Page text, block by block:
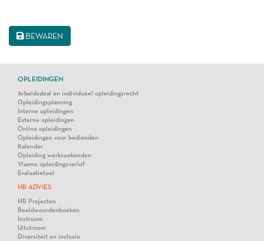
BEWAREN
OPLEIDINGEN
Arbeidsdeal en individueel opleidingsrecht
Opleidingsplanning
Interne opleidingen
Externe opleidingen
Online opleidingen
Opleidingen voor bedienden
Kalender
Opleiding werkzoekenden
Vlaams opleidingsverlof
Evaluatietool
HR ADVIES
HR Projecten
Beeldwoordenboeken
Instroom
Uitstroom
Diversiteit en inclusie